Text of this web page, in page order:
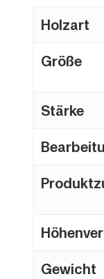
Holzart
Größe
Stärke
Gewicht